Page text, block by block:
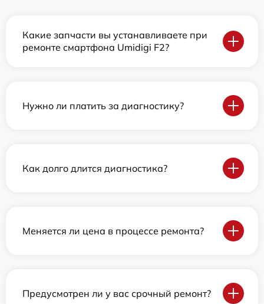
Какие запчасти вы устанавливаете при
ремонте смартфона Umidigi F2?
Нужно ли платить за диагностику?
Как долго длится диагностика?
Меняется ли цена в процессе ремонта?
Предусмотрен ли у вас срочный ремонт?